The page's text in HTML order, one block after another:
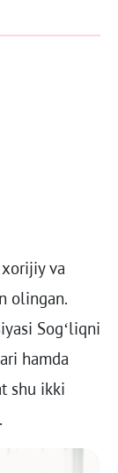
va
olingan.
Sog‘liqni
hamda
shu ikki